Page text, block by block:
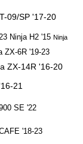
09/SP '17-20
Ninja H2 '15 Ninja
ZX-6R '19-23
ZX-14R '16-20
21
SE '22
'18-23